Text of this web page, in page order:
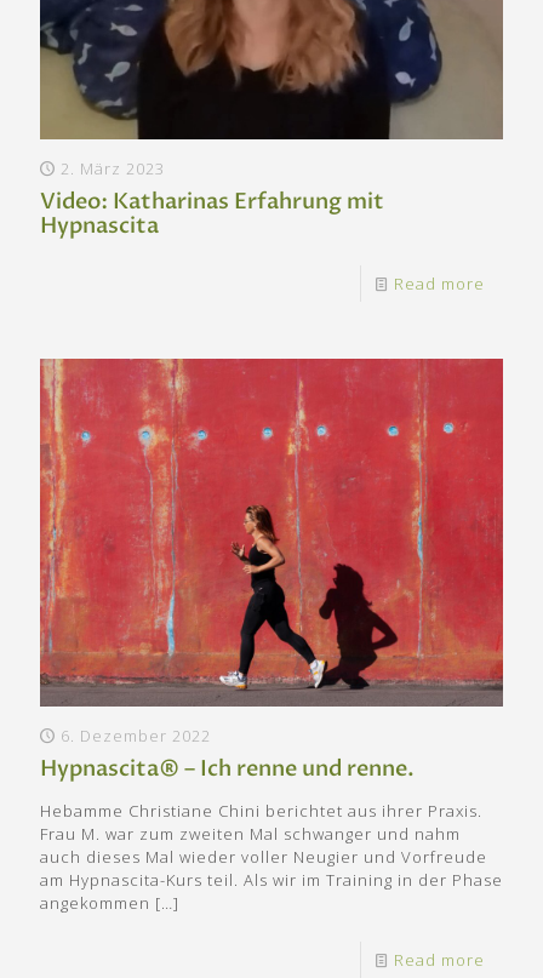
2. März 2023
Video: Katharinas Erfahrung mit
Hypnascita
Read more
6. Dezember 2022
Hypnascita® – Ich renne und renne.
Hebamme Christiane Chini berichtet aus ihrer Praxis.
Frau M. war zum zweiten Mal schwanger und nahm
auch dieses Mal wieder voller Neugier und Vorfreude
am Hypnascita-Kurs teil. Als wir im Training in der Phase
angekommen […]
Read more